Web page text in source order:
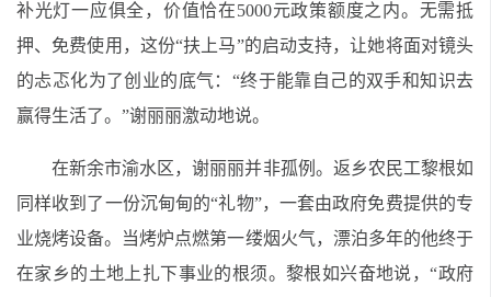
补光灯一应俱全，价值恰在5000元政策额度之内。无需抵
押、免费使用，这份“扶上马”的启动支持，让她将面对镜头
的忐忑化为了创业的底气：“终于能靠自己的双手和知识去
赢得生活了。”谢丽丽激动地说。
在新余市渝水区，谢丽丽并非孤例。返乡农民工黎根如
同样收到了一份沉甸甸的“礼物”，一套由政府免费提供的专
业烧烤设备。当烤炉点燃第一缕烟火气，漂泊多年的他终于
在家乡的土地上扎下事业的根须。黎根如兴奋地说，“政府